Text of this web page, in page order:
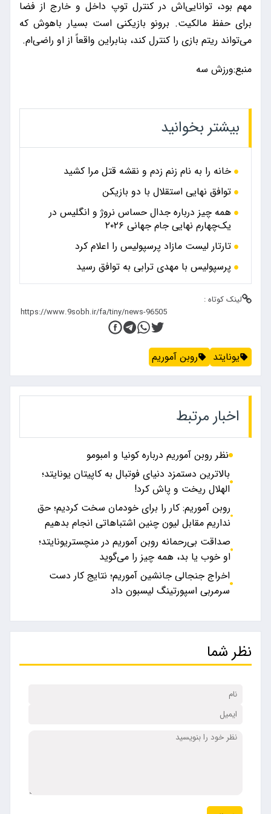
مهم بود، توانایی‌اش در کنترل توپ داخل و خارج از فضا
برای حفظ مالکیت. برونو بازیکنی است بسیار باهوش که
می‌تواند ریتم بازی را کنترل کند، بنابراین واقعاً از او راضی‌ام.
منبع:ورزش سه
بیشتر بخوانید
خانه را به نام زنم زدم و نقشه قتل مرا کشید
توافق نهایی استقلال با دو بازیکن
همه چیز درباره جدال حساس نروژ و انگلیس در
یک‌چهارم نهایی جام جهانی ۲۰۲۶
تارتار لیست مازاد پرسپولیس را اعلام کرد
پرسپولیس با مهدی ترابی به توافق رسید
لینک کوتاه :
یونایتد روبن آموریم
اخبار مرتبط
نظر روبن آموریم درباره کونیا و امبومو
بالاترین دستمزد دنیای فوتبال به کاپیتان یونایتد؛
الهلال ریخت و پاش کرد!
روبن آموریم: کار را برای خودمان سخت کردیم؛ حق
نداریم مقابل لیون چنین اشتباهاتی انجام بدهیم
صداقت بی‌رحمانه روبن آموریم در منچستریونایتد؛
او خوب یا بد، همه چیز را می‌گوید
اخراج جنجالی جانشین آموریم؛ نتایج کار دست
سرمربی اسپورتینگ لیسبون داد
نظر شما